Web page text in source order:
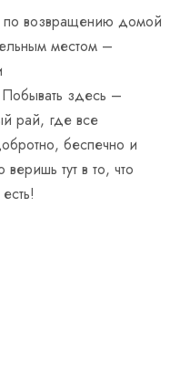
по возвращению домой
местом –
здесь –
рай, где все
беспечно и
тут в то, что